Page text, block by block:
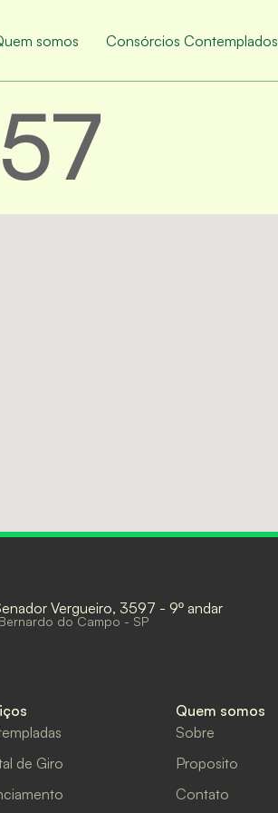
somos Consórcios Contemplados
Vergueiro, 3597 - 9º andar
do Campo - SP
de Giro
Quem somos
Sobre
Proposito
Contato